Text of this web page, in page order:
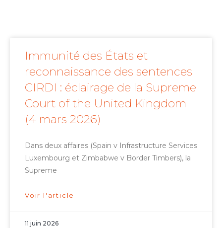
Immunité des États et
reconnaissance des sentences
CIRDI : éclairage de la Supreme
Court of the United Kingdom
(4 mars 2026)
Dans deux affaires (Spain v Infrastructure Services
Luxembourg et Zimbabwe v Border Timbers), la
Supreme
Voir l'article
11 juin 2026